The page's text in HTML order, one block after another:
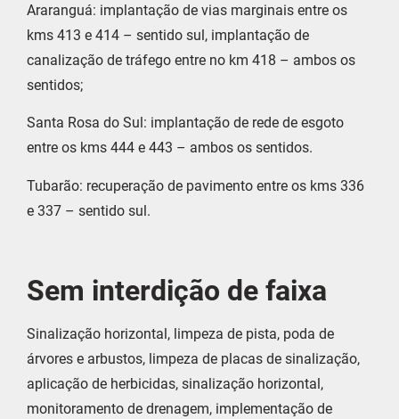
Araranguá: implantação de vias marginais entre os
kms 413 e 414 – sentido sul, implantação de
canalização de tráfego entre no km 418 – ambos os
sentidos;
Santa Rosa do Sul: implantação de rede de esgoto
entre os kms 444 e 443 – ambos os sentidos.
Tubarão: recuperação de pavimento entre os kms 336
e 337 – sentido sul.
Sem interdição de faixa
Sinalização horizontal, limpeza de pista, poda de
árvores e arbustos, limpeza de placas de sinalização,
aplicação de herbicidas, sinalização horizontal,
monitoramento de drenagem, implementação de